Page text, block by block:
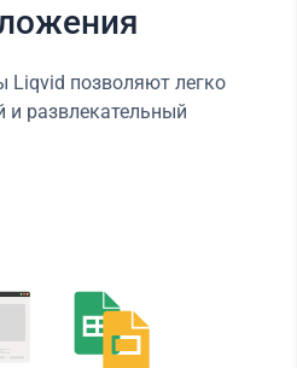
Liqvid позволяют легко
развлекательный